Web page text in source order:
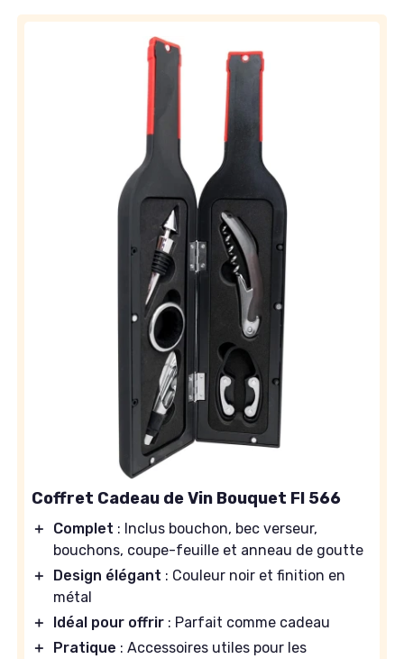
Coffret Cadeau de Vin Bouquet FI 566
＋ Complet : Inclus bouchon, bec verseur,
bouchons, coupe-feuille et anneau de goutte
＋
Design élégant : Couleur noir et finition en
métal
＋
Idéal pour offrir : Parfait comme cadeau
＋
Pratique : Accessoires utiles pour les